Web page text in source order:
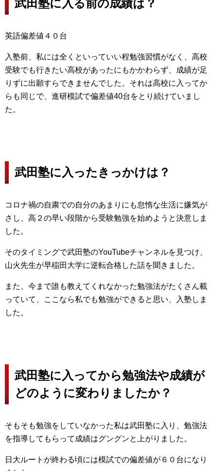
武田塾に入る前の成績は？
英語偏差値４０台
入塾前、私には全くといっていい程勉強習慣がなく、高校
受験でも行きたい高校があったにもかかわらず、成績が足
りずに出願すらできませんでした。それは高校に入ってか
らも同じで、進研模試で偏差値40台をとり続けていまし
た。
武田塾に入ったきっかけは？
コロナ禍の自粛での自分のあまりにも怠惰な生活に嫌気が
さし、高２の早い段階から受験勉強を始めようと決意しま
した。
そのタイミングで武田塾のYouTubeチャンネルを見つけ、
山火先生が早稲田大学に逆転合格した話を聞きました。
また、今まで誰も教えてくれなかった勉強法がたくさん載
っていて、ここなら私でも勉強ができると思い、入塾しま
した。
武田塾に入ってから勉強法や成績が
どのように変わりましたか？
そもそも勉強をしていなかった私は武田塾に入り、勉強法
を指導してもらって成績はグングンと上がりました。
日大ルートが終わる頃には模試での偏差値が６０台になり